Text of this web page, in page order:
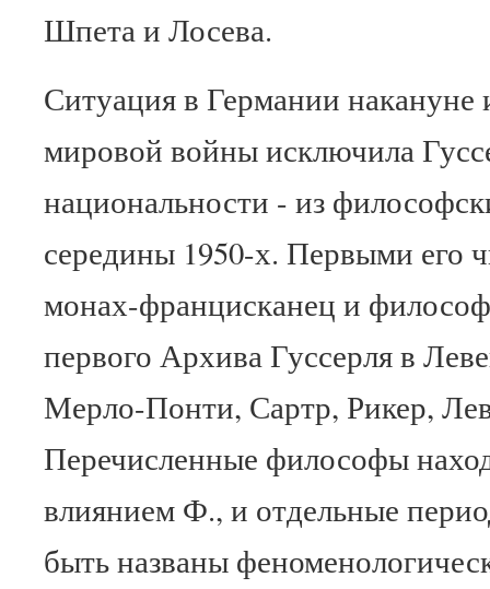
Шпета и Лосева.
Ситуация в Германии накануне
мировой войны исключила
национальности - из
середины 1950-х. Первыми его
монах-францисканец и
первого Архива Гуссерля в
Мерло-Понти, Сартр, Рикер,
Перечисленные философы
влиянием Ф., и отдельные
быть названы